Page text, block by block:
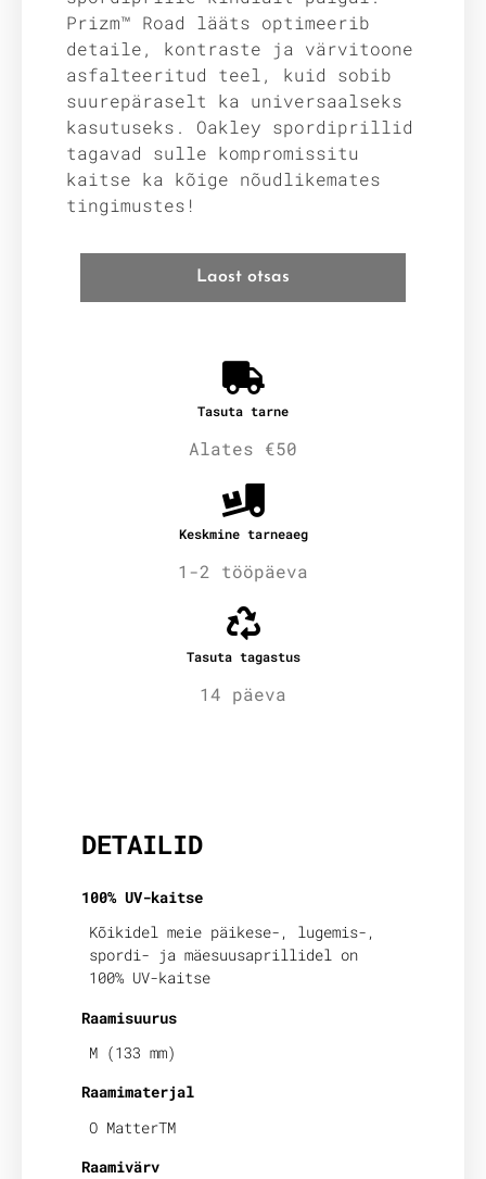
Prizm™ Road lääts optimeerib
detaile, kontraste ja värvitoone
asfalteeritud teel, kuid sobib
suurepäraselt ka universaalseks
kasutuseks. Oakley spordiprillid
tagavad sulle kompromissitu
kaitse ka kõige nõudlikemates
tingimustes!
Laost otsas
Tasuta tarne
Alates €50
Keskmine tarneaeg
1-2 tööpäeva
Tasuta tagastus
14 päeva
DETAILID
100% UV-kaitse
Kõikidel meie päikese-, lugemis-,
spordi- ja mäesuusaprillidel on
100% UV-kaitse
Raamisuurus
M (133 mm)
Raamimaterjal
O MatterTM
Raamivärv